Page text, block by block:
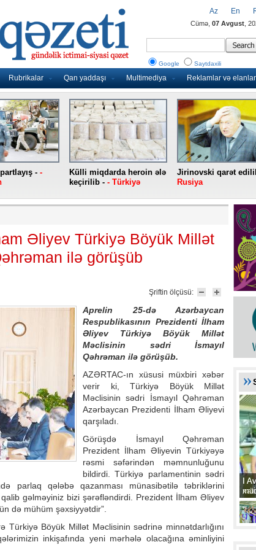
Rubrikalar Qan yaddaşı Multimediya Reklamlar və elanlar
Az En
Cümə, 07 Avgust ,
Google Saytdaxili
- -
Külli miqdarda heroin ələ
keçirilib - - Türkiyə
Jirinovski qarət
Rusiya
Əliyev Türkiyə Böyük Millət
ilə görüşüb
Şriftin ölçüsü:
Aprelin 25-də Azərbaycan
Respublikasının Prezidenti İlham
Əliyev Türkiyə Böyük Millət
Məclisinin sədri İsmayıl
Qəhrəman ilə görüşüb.
AZƏRTAC-ın xüsusi müxbiri xəbər
verir ki, Türkiyə Böyük Millət
Məclisinin sədri İsmayıl Qəhrəman
Azərbaycan Prezidenti İlham Əliyevi
qarşıladı.
Görüşdə İsmayıl Qəhrəman
Prezident İlham Əliyevin Türkiyəyə
rəsmi səfərindən məmnunluğunu
bildirdi. Türkiyə parlamentinin sədri
parlaq qələbə qazanması münasibətilə təbriklərini
gəlməyiniz bizi şərəfləndirdi. Prezident İlham Əliyev
də mühüm şəxsiyyətdir”.
Böyük Millət Məclisinin sədrinə minnətdarlığını
inkişafında yeni mərhələ olacağına əminliyini
II